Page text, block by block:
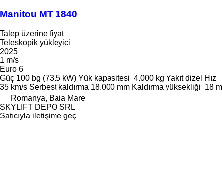
Manitou MT 1840
Talep üzerine fiyat
Teleskopik yükleyici
2025
1 m/s
Euro 6
Güç 100 bg (73.5 kW) Yük kapasitesi 4.000 kg Yakıt dizel Hız
35 km/s Serbest kaldırma 18.000 mm Kaldırma yüksekliği 18 m
Romanya, Baia Mare
SKYLIFT DEPO SRL
Satıcıyla iletişime geç